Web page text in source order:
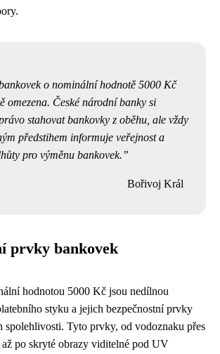
o nominální hodnotě 5000 Kč
omezena. České národní banky si
stahovat bankovky z oběhu, ale vždy
předstihem informuje veřejnost a
pro výměnu bankovek.
Bořivoj Král
prvky bankovek
hodnotou 5000 Kč jsou nedílnou
styku a jejich bezpečnostní prvky
spolehlivosti. Tyto prvky, od vodoznaku přes
po skryté obrazy viditelné pod UV